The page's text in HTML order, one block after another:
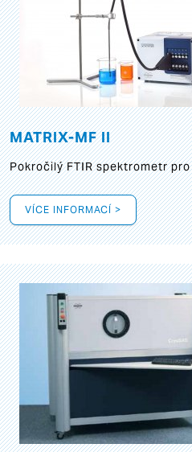
MATRIX-MF II
Pokročilý FTIR spektrometr
VÍCE INFORMACÍ >